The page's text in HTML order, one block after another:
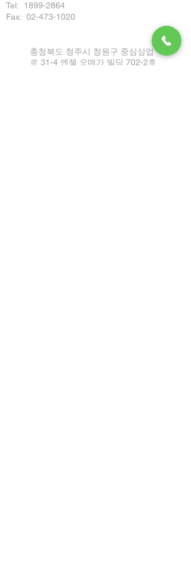
Tel: 1899-2864
Fax: 02-473-1020
충청북도 청주시 청원구 중심상업
로 31-4 엔젤 오메가 빌딩 702-2호